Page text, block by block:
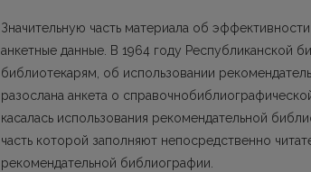
Значительную часть материала об
анкетные данные. В 1964 году Республиканской
библиотекарям, об использовании
разослана анкета о
касалась использования рекомендательной
часть которой заполняют непосредственно
рекомендательной библиографии.